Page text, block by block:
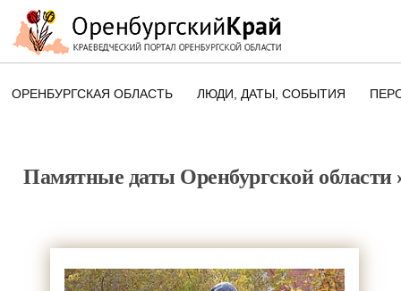
ОРЕНБУРГСКАЯ ОБЛАСТЬ ЛЮДИ, ДАТЫ, CОБЫТИЯ
ПАМЯТНЫЕ ДАТЫ
Памятные даты Оренбургской области